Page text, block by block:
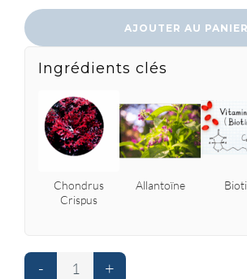
AJOUTER AU PANIER
Ingrédients clés
Chondrus
Crispus
Allantoïne
- +